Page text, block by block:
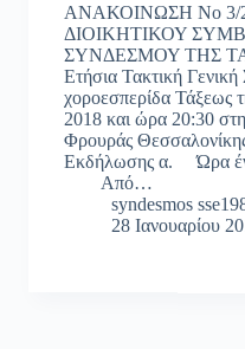
ΑΝΑΚΟΙΝΩΣΗ Νο 3/
ΔΙΟΙΚΗΤΙΚΟΥ
ΣΥΝΔΕΣΜΟΥ ΤΗΣ
Ετήσια Τακτική
χοροεσπερίδα Τάξεως
2018 και ώρα 20:30
Φρουράς
Εκδήλωσης α. Ώρα
Από…
syndesmos
28 Ιανουαρίου